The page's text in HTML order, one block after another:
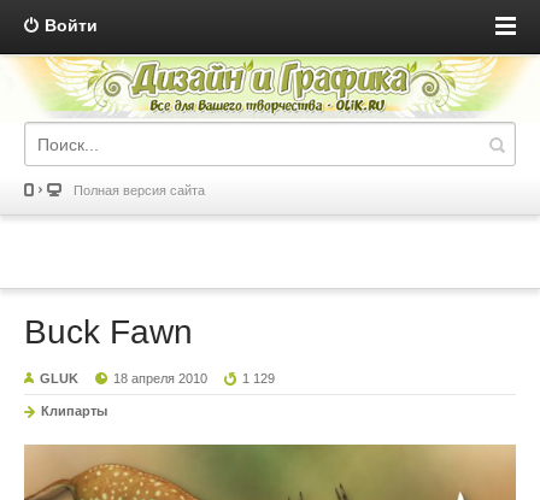
Войти
Полная версия сайта
Buck Fawn
GLUK 18 апреля 2010 1 129
Клипарты